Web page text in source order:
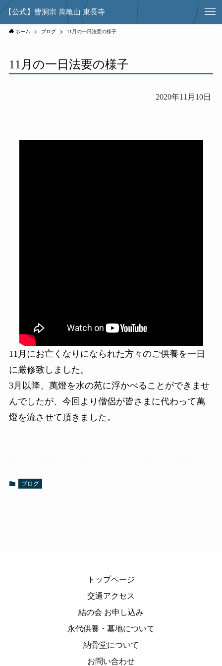
【公式】曹洞宗 萬亀山 東長寺
ホーム ブログ 11月の一日法要の様子
11月の一日法要の様子
2020年11月10日
11月にお亡くなりになられた方々のご供養を一日
に厳修致しました。
3月以降、萬燈を水の苑に浮かべることができませ
んでしたが、今回より僧侶が皆さまに代わって萬
燈を流させて頂きました。
ブログ
トップページ
交通アクセス
結の会 お申し込み
永代供養・墓地について
納骨堂について
お問い合わせ